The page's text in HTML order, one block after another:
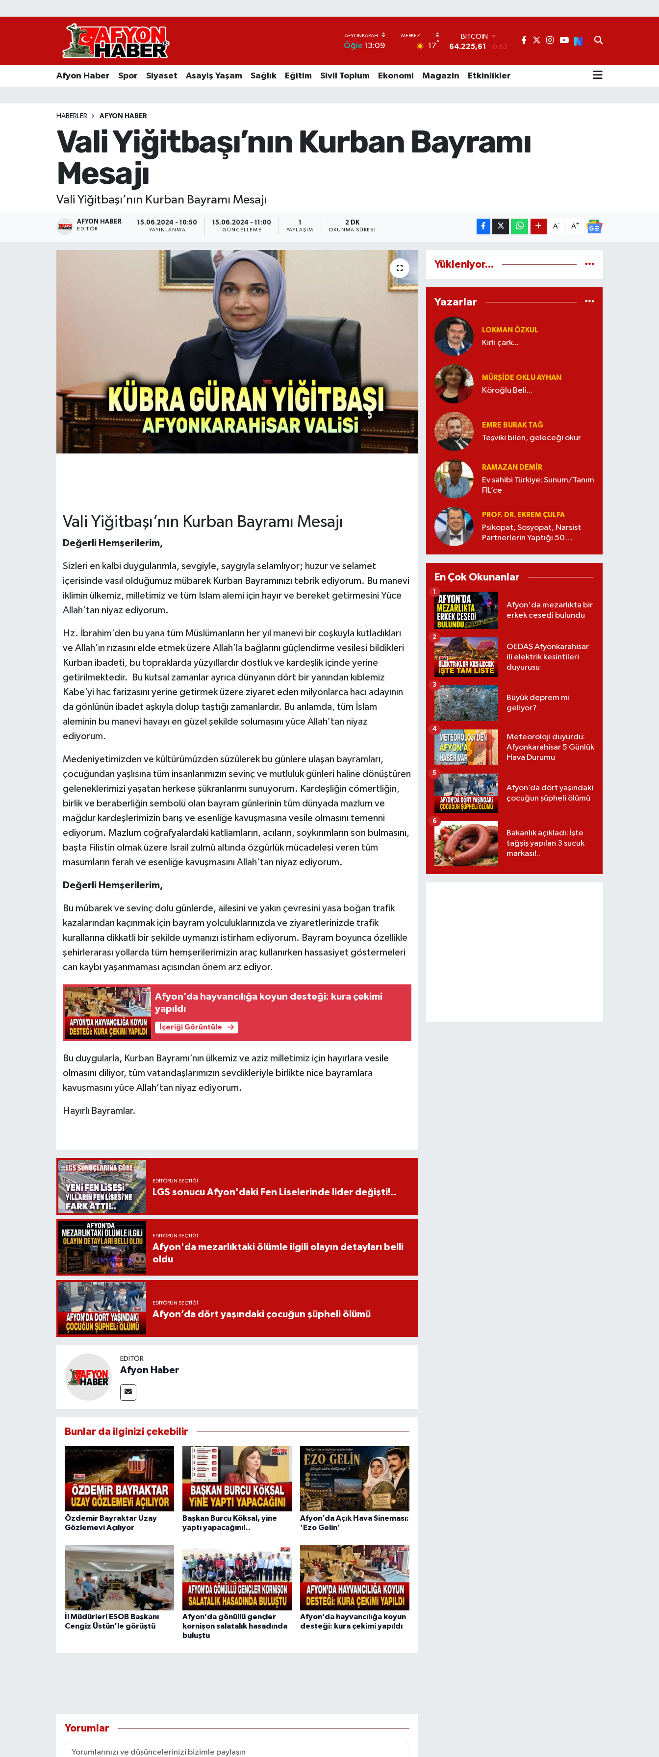
Öğle 13:09 17°
BITCOIN
DOLAR
47,7143
0.16
STERLİN
Afyon Haber Spor Siyaset Asayiş Yaşam Sağlık Eğitim Sivil Toplum Ekonomi Magazin Etkinlikler
HABERLER AFYON HABER
Vali Yiğitbaşı’nın Kurban Bayramı
Mesajı
Vali Yiğitbaşı’nın Kurban Bayramı Mesajı
AFYON HABER
EDITÖR
15.06.2024 - 10:50
YAYINLANMA
15.06.2024 - 11:00
GÜNCELLEME PAYLAŞIM
2 DK
OKUNMA SÜRESI
A- A+
Vali Yiğitbaşı’nın Kurban Bayramı Mesajı
Değerli Hemşerilerim,
Sizleri en kalbi duygularımla, sevgiyle, saygıyla selamlıyor; huzur ve selamet
içerisinde vasıl olduğumuz mübarek Kurban Bayramınızı tebrik ediyorum. Bu manevi
iklimin ülkemiz, milletimiz ve tüm İslam alemi için hayır ve bereket getirmesini Yüce
Allah’tan niyaz ediyorum.
Hz. İbrahim’den bu yana tüm Müslümanların her yıl manevi bir coşkuyla kutladıkları
ve Allah’ın rızasını elde etmek üzere Allah’la bağlarını güçlendirme vesilesi bildikleri
Kurban ibadeti, bu topraklarda yüzyıllardır dostluk ve kardeşlik içinde yerine
getirilmektedir. Bu kutsal zamanlar ayrıca dünyanın dört bir yanından kıblemiz
Kabe’yi hac farizasını yerine getirmek üzere ziyaret eden milyonlarca hacı adayının
da gönlünün ibadet aşkıyla dolup taştığı zamanlardır. Bu anlamda, tüm İslam
aleminin bu manevi havayı en güzel şekilde solumasını yüce Allah’tan niyaz
ediyorum.
Medeniyetimizden ve kültürümüzden süzülerek bu günlere ulaşan bayramları,
çocuğundan yaşlısına tüm insanlarımızın sevinç ve mutluluk günleri haline dönüştüren
geleneklerimizi yaşatan herkese şükranlarımı sunuyorum. Kardeşliğin cömertliğin,
birlik ve beraberliğin sembolü olan bayram günlerinin tüm dünyada mazlum ve
mağdur kardeşlerimizin barış ve esenliğe kavuşmasına vesile olmasını temenni
ediyorum. Mazlum coğrafyalardaki katliamların, acıların, soykırımların son bulmasını,
başta Filistin olmak üzere İsrail zulmü altında özgürlük mücadelesi veren tüm
masumların ferah ve esenliğe kavuşmasını Allah’tan niyaz ediyorum.
Değerli Hemşerilerim,
Bu mübarek ve sevinç dolu günlerde, ailesini ve yakın çevresini yasa boğan trafik
kazalarından kaçınmak için bayram yolculuklarınızda ve ziyaretlerinizde trafik
kurallarına dikkatli bir şekilde uymanızı istirham ediyorum. Bayram boyunca özellikle
şehirlerarası yollarda tüm hemşerilerimizin araç kullanırken hassasiyet göstermeleri
can kaybı yaşanmaması açısından önem arz ediyor.
Afyon’da hayvancılığa koyun desteği: kura çekimi
yapıldı
İçeriği Görüntüle
Bu duygularla, Kurban Bayramı’nın ülkemiz ve aziz milletimiz için hayırlara vesile
olmasını diliyor, tüm vatandaşlarımızın sevdikleriyle birlikte nice bayramlara
kavuşmasını yüce Allah’tan niyaz ediyorum.
Hayırlı Bayramlar.
EDITÖRÜN SEÇTIĞI
LGS sonucu Afyon'daki Fen Liselerinde lider değişti!..
EDITÖRÜN SEÇTIĞI
Afyon'da mezarlıktaki ölümle ilgili olayın detayları belli
oldu
EDITÖRÜN SEÇTIĞI
Afyon’da dört yaşındaki çocuğun şüpheli ölümü
EDITÖR
Afyon Haber
Bunlar da ilginizi çekebilir
Özdemir Bayraktar Uzay
Gözlemevi Açılıyor
Başkan Burcu Köksal, yine
yaptı yapacağını!..
Afyon’da Açık Hava Sineması:
'Ezo Gelin'
İl Müdürleri ESOB Başkanı
Cengiz Üstün’le görüştü
Afyon’da gönüllü gençler
kornişon salatalık hasadında
buluştu
Afyon’da hayvancılığa koyun
desteği: kura çekimi yapıldı
Yorumlar
Yükleniyor...
Yazarlar
LOKMAN ÖZKUL
Kirli çark...
MÜRŞIDE OKLU AYHAN
Köroğlu Beli...
EMRE BURAK TAĞ
Teşviki bilen, geleceği okur
RAMAZAN DEMİR
Ev sahibi Türkiye; Sunum/Tanım
FİL’ce
PROF. DR. EKREM ÇULFA
Psikopat, Sosyopat, Narsist
Partnerlerin Yaptığı 50
En Çok Okunanlar
Afyon'da mezarlıkta bir
erkek cesedi bulundu
1
OEDAŞ Afyonkarahisar
ili elektrik kesintileri
duyurusu
2
Büyük deprem mi
geliyor?
3
Meteoroloji duyurdu:
Afyonkarahisar 5 Günlük
Hava Durumu
4
Afyon’da dört yaşındaki
çocuğun şüpheli ölümü
5
Bakanlık açıkladı: İşte
tağşiş yapılan 3 sucuk
markası!..
6
Afyon Haber
Asayiş Yaşam